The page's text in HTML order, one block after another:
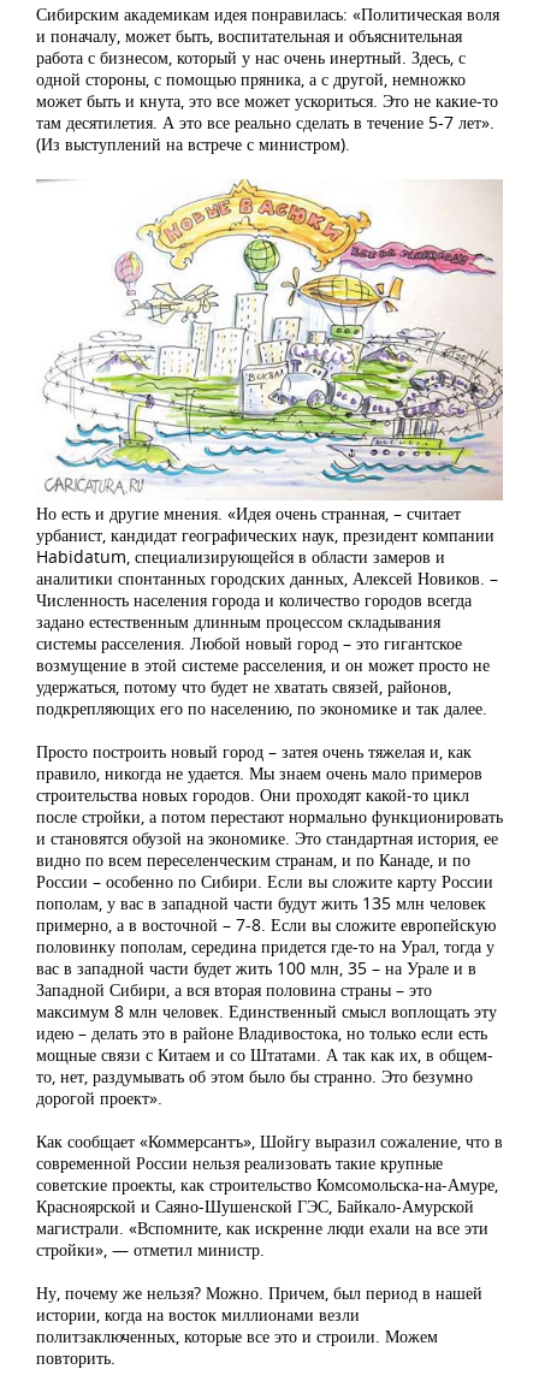
Сибирским академикам идея понравилась: «Политическая воля
и поначалу, может быть, воспитательная и объяснительная
работа с бизнесом, который у нас очень инертный. Здесь, с
одной стороны, с помощью пряника, а с другой, немножко
может быть и кнута, это все может ускориться. Это не какие-то
там десятилетия. А это все реально сделать в течение 5-7 лет».
(Из выступлений на встрече с министром).
Но есть и другие мнения. «Идея очень странная, – считает
урбанист, кандидат географических наук, президент компании
Habidatum, специализирующейся в области замеров и
аналитики спонтанных городских данных, Алексей Новиков. –
Численность населения города и количество городов всегда
задано естественным длинным процессом складывания
системы расселения. Любой новый город – это гигантское
возмущение в этой системе расселения, и он может просто не
удержаться, потому что будет не хватать связей, районов,
подкрепляющих его по населению, по экономике и так далее.
Просто построить новый город – затея очень тяжелая и, как
правило, никогда не удается. Мы знаем очень мало примеров
строительства новых городов. Они проходят какой-то цикл
после стройки, а потом перестают нормально функционировать
и становятся обузой на экономике. Это стандартная история, ее
видно по всем переселенческим странам, и по Канаде, и по
России – особенно по Сибири. Если вы сложите карту России
пополам, у вас в западной части будут жить 135 млн человек
примерно, а в восточной – 7-8. Если вы сложите европейскую
половинку пополам, середина придется где-то на Урал, тогда у
вас в западной части будет жить 100 млн, 35 – на Урале и в
Западной Сибири, а вся вторая половина страны – это
максимум 8 млн человек. Единственный смысл воплощать эту
идею – делать это в районе Владивостока, но только если есть
мощные связи с Китаем и со Штатами. А так как их, в общем-
то, нет, раздумывать об этом было бы странно. Это безумно
дорогой проект».
Как сообщает «Коммерсантъ», Шойгу выразил сожаление, что в
современной России нельзя реализовать такие крупные
советские проекты, как строительство Комсомольска-на-Амуре,
Красноярской и Саяно-Шушенской ГЭС, Байкало-Амурской
магистрали. «Вспомните, как искренне люди ехали на все эти
стройки», — отметил министр.
Ну, почему же нельзя? Можно. Причем, был период в нашей
истории, когда на восток миллионами везли
политзаключенных, которые все это и строили. Можем
повторить.